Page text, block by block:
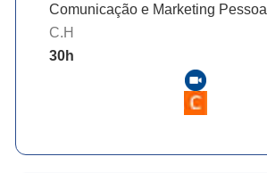
Comunicação e Marketing Pessoal
C.H
30h